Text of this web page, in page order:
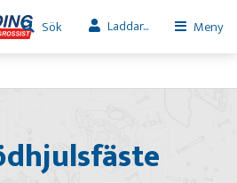
Sök Laddar... Meny